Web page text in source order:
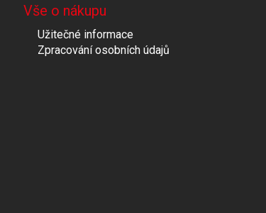
Vše o nákupu
Užitečné informace
Zpracování osobních údajů